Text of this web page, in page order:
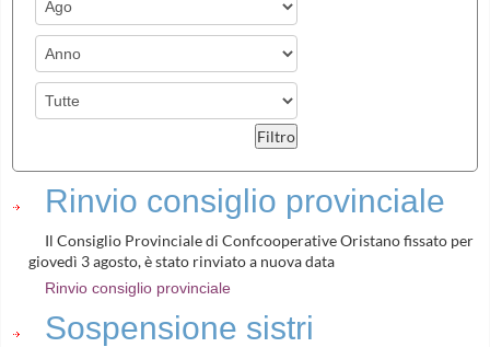
Rinvio consiglio provinciale
Il Consiglio Provinciale di Confcooperative Oristano fissato per
giovedì 3 agosto, è stato rinviato a nuova data
Rinvio consiglio provinciale
Sospensione sistri